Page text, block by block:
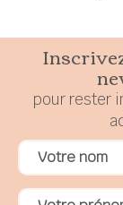
pour rester